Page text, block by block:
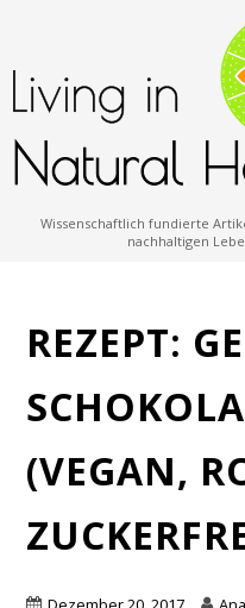
Wissenschaftlich fundierte
nachhaltigen
REZEPT:
(VEGAN,